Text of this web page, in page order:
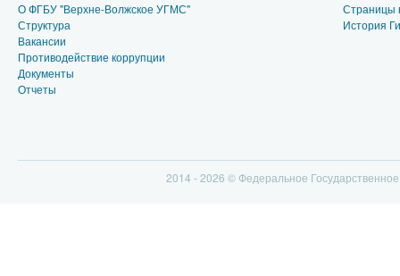
О ФГБУ "Верхне-Волжское УГМС"
Структура
Вакансии
Противодействие коррупции
Документы
Отчеты
Страницы
История
2014 - 2026 © Федеральное